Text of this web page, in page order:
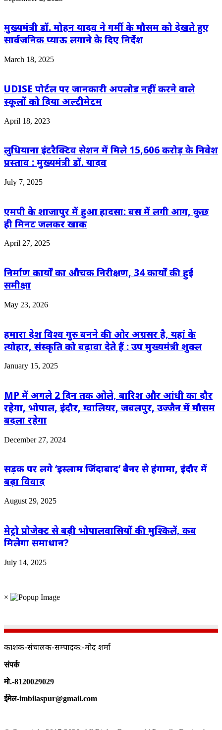
मुख्यमंत्री डॉ. मोहन यादव ने गर्मी के मौसम को देखते हुए
सार्वजनिक प्याऊ लगाने के दिए निर्देश
March 18, 2025
UDISE पोर्टल पर जानकारी अपलोड नहीं करने वाले
स्कूलों को दिया अल्टीमेटम
April 18, 2023
लुधियाना इंटरैक्टिव सेशन में मिले 15,606 करोड़ के निवेश
प्रस्ताव : मुख्यमंत्री डॉ. यादव
July 7, 2025
एमपी के शाजापुर में हुआ हादसा: बस में लगी आग, कुछ
ही मिनट जलकर खाक
April 27, 2025
निर्माण कार्यों का औचक निरीक्षण, 34 कार्यों की हुई
समीक्षा
May 23, 2026
हमारा देश विश्व गुरु बनने की ओर अग्रसर है, यहां के
त्योहार, संस्कृति को बढ़ावा देते हैं : उप मुख्यमंत्री शुक्ल
January 15, 2025
MP में अगले 2 दिन तक ओले, बारिश और आंधी का दौर
रहेगा, भोपाल, इंदौर, ग्वालियर, जबलपुर, उज्जैन में मौसम
बदला रहेगा
December 27, 2024
सड़क पर लगे ‘इस्लाम जिंदाबाद’ बैनर से हंगामा, इंदौर में
बढ़ा विवाद
August 29, 2025
मेट्रो प्रोजेक्ट से बढ़ी भोपालवासियों की मुश्किलें, कब
मिलेगा समाधान?
July 14, 2025
×
प्रकाशक-संचालक-सम्पादक:-प्रमोद शर्मा
संपर्क
मो.-8120029029
ईमेल-imbilaspur@gmail.com